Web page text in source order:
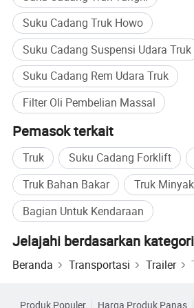
Filter wadah logam
Filter oli
Filter bahan bakar
Suku Cadang Truk Howo
Suku Cadang Suspensi Udara Truk
Suku Cadang Rem Udara Truk
Filter Oli Pembelian Massal
Pemasok terkait
Truk Suku Cadang Forklift
Truk Bahan Bakar
Truk Minyak
Bagian Untuk Kendaraan
Jelajahi berdasarkan kategori
Beranda Transportasi Trailer
Produk Populer Harga Produk Panas